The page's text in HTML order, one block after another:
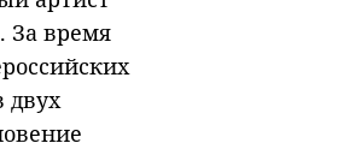
За время
двух